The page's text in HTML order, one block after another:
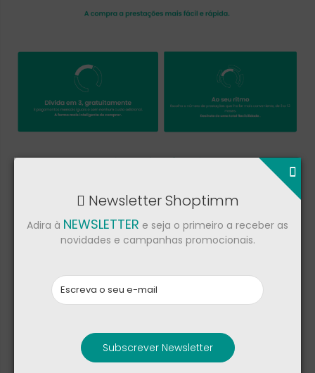
Newsletter Shoptimm
Adira à NEWSLETTER e seja o primeiro a receber as
novidades e campanhas promocionais.
Subscrever Newsletter